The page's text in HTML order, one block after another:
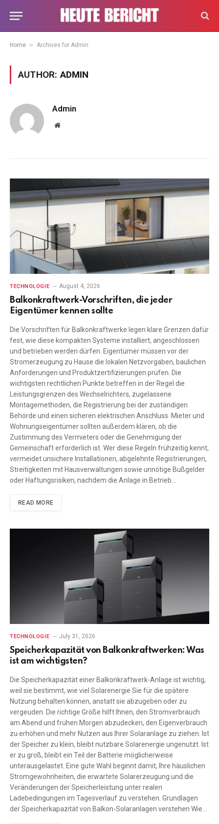
Home » Archives for Admin
AUTHOR:ADMIN
Admin
Website
TECHNOLOGIE August 4, 2026
Balkonkraftwerk-Vorschriften, die jeder
Eigentümer kennen sollte
Die Vorschriften für Balkonkraftwerke legen klare Grenzen dafür
fest, wie diese kompakten Systeme installiert, angeschlossen
und betrieben werden dürfen. Eigentümer müssen vor der
Stromerzeugung zu Hause die lokalen Netzvorgaben, baulichen
Anforderungen und Produktzertifizierungen prüfen. Die
wichtigsten rechtlichen Punkte betreffen in der Regel die
Leistungsgrenzen des Wechselrichters, zugelassene
Montagemethoden, die Registrierung bei der zuständigen
Behörde und einen sicheren elektrischen Anschluss. Mieter und
Wohnungseigentümer sollten außerdem klären, ob die
Zustimmung des Vermieters oder die Genehmigung der
Gemeinschaft erforderlich ist. Wer diese Regeln frühzeitig kennt,
vermeidet unsichere Installationen, abgelehnte Registrierungen,
Streitigkeiten mit Hausverwaltungen sowie unnötige Bußgelder
oder Haftungsrisiken, nachdem die Anlage in Betrieb…
READ MORE
TECHNOLOGIE July 31, 2026
Speicherkapazität von Balkonkraftwerken: Was
ist am wichtigsten?
Die Speicherkapazität einer Balkonkraftwerk-Anlage ist wichtig,
weil sie bestimmt, wie viel Solarenergie Sie für die spätere
Nutzung behalten können, anstatt sie abzugeben oder zu
vergeuden. Die richtige Größe hilft Ihnen, den Stromverbrauch
am Abend und frühen Morgen abzudecken, den Eigenverbrauch
zu erhöhen und mehr Nutzen aus Ihrer Solaranlage zu ziehen. Ist
der Speicher zu klein, bleibt nutzbare Solarenergie ungenutzt. Ist
er zu groß, bleibt ein Teil der Batterie möglicherweise
unterausgelastet. Eine gute Wahl beginnt damit, Ihre häuslichen
Stromgewohnheiten, die erwartete Solarerzeugung und die
Veränderungen der Speicherleistung unter realen
Ladebedingungen im Tagesverlauf zu verstehen. Grundlagen
der Speicherkapazität von Balkon-Solaranlagen verstehen Wie…